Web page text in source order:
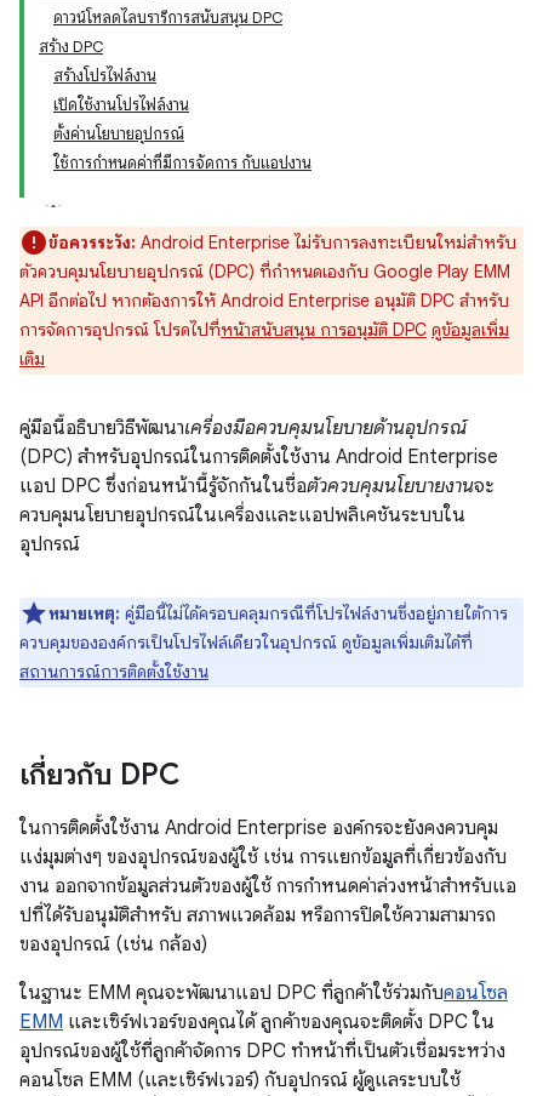
ดาวน์โหลดไลบรารีการสนับสนุน DPC
สร้าง DPC
สร้างโปรไฟล์งาน
เปิดใช้งานโปรไฟล์งาน
ตั้งค่านโยบายอุปกรณ์
ใช้การกำหนดค่าที่มีการจัดการ กับแอปงาน
ข้อควรระวัง: Android Enterprise ไม่รับการลงทะเบียนใหม่สำหรับ
ตัวควบคุมนโยบายอุปกรณ์ (DPC) ที่กำหนดเองกับ Google Play EMM
API อีกต่อไป หากต้องการให้ Android Enterprise อนุมัติ DPC สำหรับ
การจัดการอุปกรณ์ โปรดไปที่หน้าสนับสนุน การอนุมัติ DPC ดูข้อมูลเพิ่ม
เติม
คู่มือนี้อธิบายวิธีพัฒนาเครื่องมือควบคุมนโยบายด้านอุปกรณ์
(DPC) สำหรับอุปกรณ์ในการติดตั้งใช้งาน Android Enterprise
แอป DPC ซึ่งก่อนหน้านี้รู้จักกันในชื่อตัวควบคุมนโยบายงานจะ
ควบคุมนโยบายอุปกรณ์ในเครื่องและแอปพลิเคชันระบบใน
อุปกรณ์
หมายเหตุ: คู่มือนี้ไม่ได้ครอบคลุมกรณีที่โปรไฟล์งานซึ่งอยู่ภายใต้การ
ควบคุมขององค์กรเป็นโปรไฟล์เดียวในอุปกรณ์ ดูข้อมูลเพิ่มเติมได้ที่
สถานการณ์การติดตั้งใช้งาน
เกี่ยวกับ DPC
ในการติดตั้งใช้งาน Android Enterprise องค์กรจะยังคงควบคุม
แง่มุมต่างๆ ของอุปกรณ์ของผู้ใช้ เช่น การแยกข้อมูลที่เกี่ยวข้องกับ
งาน ออกจากข้อมูลส่วนตัวของผู้ใช้ การกำหนดค่าล่วงหน้าสำหรับแอ
ปที่ได้รับอนุมัติสำหรับ สภาพแวดล้อม หรือการปิดใช้ความสามารถ
ของอุปกรณ์ (เช่น กล้อง)
ในฐานะ EMM คุณจะพัฒนาแอป DPC ที่ลูกค้าใช้ร่วมกับคอนโซล
EMM และเซิร์ฟเวอร์ของคุณได้ ลูกค้าของคุณจะติดตั้ง DPC ใน
อุปกรณ์ของผู้ใช้ที่ลูกค้าจัดการ DPC ทำหน้าที่เป็นตัวเชื่อมระหว่าง
คอนโซล EMM (และเซิร์ฟเวอร์) กับอุปกรณ์ ผู้ดูแลระบบใช้